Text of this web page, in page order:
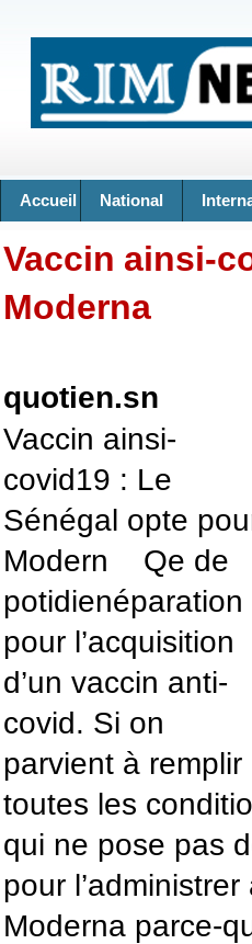
Accueil National
Vaccin ainsi-
Moderna
quotien.sn
Vaccin ainsi-
covid19 : Le
Sénégal opte
Modern Qe de
potidienéparation
pour l’acquisition
d’un vaccin anti-
covid. Si on
parvient à remplir
toutes les
qui ne pose pas
pour
Moderna parce-